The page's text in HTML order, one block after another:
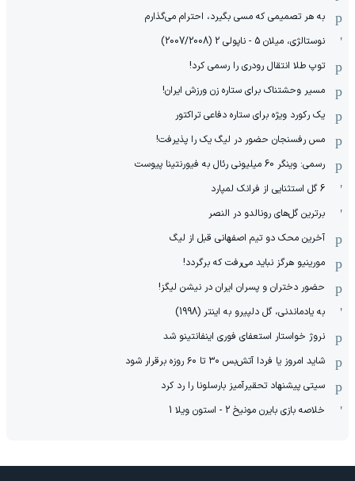
به هر تصمیمی که مسی بگیرد، احترام می‌گذارم
نوستالژی، میلان 5 - ناپولی 2 (2007/2008)
توپ طلا انتقال رودری را رسمی کرد!
مسیر وحشتناک برای ستاره زن ورزش ایران!
یک رکورد ویژه برای ستاره دفاعی تراکتور
مس رفسنجان حضور در لیگ یک را پذیرفت!
رسمی: وینگر 60 میلیونی رئال به فیورنتینا پیوست
6 گل استثنایی از فرانک لمپارد
برترین گل‌های رونالدو در النصر
آخرین محک دو تیم اصفهانی قبل از لیگ
مورینیو هرگز نباید می‌رفت که برگردد!
حضور دختران و پسران ایران در نیشن لیگز!
به یادماندنی، گل دلپیرو به اینتر (1998)
نروژ خواستار استعفای فوری اینفانتینو شد
شاید امروز یا فردا آتش‌بس ۳۰ تا ۶۰ روزه برقرار شود
سیتی پیشنهاد تحقیرآمیز بارسلونا را رد کرد
خلاصه بازی بایرن مونیخ 2 - استون ویلا 1